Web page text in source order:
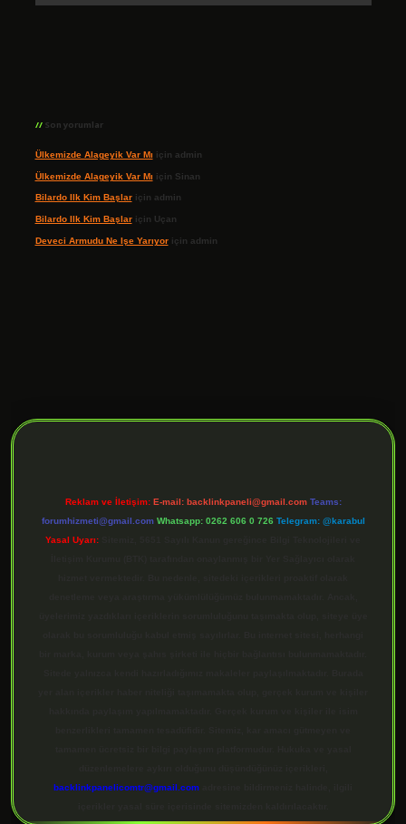
Son yorumlar
Ülkemizde Alageyik Var Mı için admin
Ülkemizde Alageyik Var Mı için Sinan
Bilardo Ilk Kim Başlariçin admin
Bilardo Ilk Kim Başlariçin Uçan
Deveci Armudu Ne Işe Yarıyoriçin admin
Reklam ve İletişim: E-mail: backlinkpaneli@gmail.com Teams:
forumhizmeti@gmail.com Whatsapp: 0262 606 0 726 Telegram: @karabul
Yasal Uyarı:
backlinkpanelicomtr@gmail.com